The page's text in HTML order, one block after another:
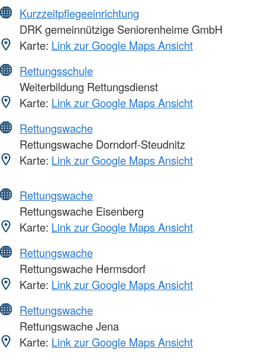
Kurzzeitpflegeeinrichtung
DRK gemeinnützige Seniorenheime GmbH
Karte: Link zur Google Maps Ansicht
Rettungsschule
Weiterbildung Rettungsdienst
Karte: Link zur Google Maps Ansicht
Rettungswache
Rettungswache Dorndorf-Steudnitz
Karte: Link zur Google Maps Ansicht
Rettungswache
Rettungswache Eisenberg
Karte: Link zur Google Maps Ansicht
Rettungswache
Rettungswache Hermsdorf
Karte: Link zur Google Maps Ansicht
Rettungswache
Rettungswache Jena
Karte: Link zur Google Maps Ansicht